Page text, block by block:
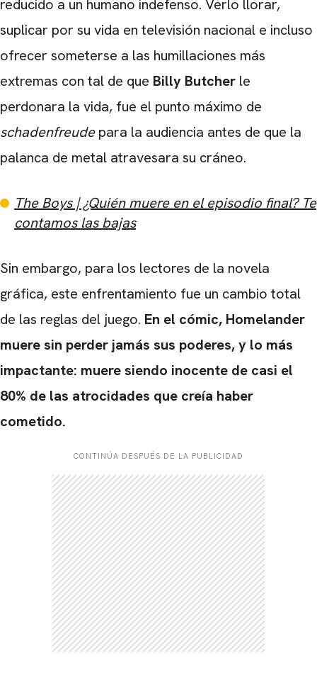
reducido a un humano indefenso. Verlo llorar,
suplicar por su vida en televisión nacional e incluso
ofrecer someterse a las humillaciones más
extremas con tal de que Billy Butcher le
perdonara la vida, fue el punto máximo de
schadenfreudepara la audiencia antes de que la
palanca de metal atravesara su cráneo.
The Boys | ¿Quién muere en el episodio final? Te
contamos las bajas
Sin embargo, para los lectores de la novela
gráfica, este enfrentamiento fue un cambio total
de las reglas del juego. En el cómic, Homelander
muere sin perder jamás sus poderes, y lo más
impactante: muere siendo inocente de casi el
80% de las atrocidades que creía haber
cometido.
CONTINÚA DESPUÉS DE LA PUBLICIDAD